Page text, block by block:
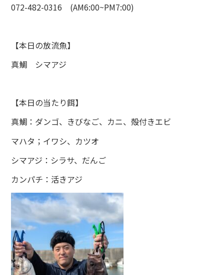
072-482-0316 (AM6:00~PM7:00)
【本日の放流魚】
真鯛 シマアジ
【本日の当たり餌】
真鯛：ダンゴ、きびなご、カニ、殻付きエビ
マハタ；イワシ、カツオ
シマアジ：シラサ、だんご
カンパチ：活きアジ